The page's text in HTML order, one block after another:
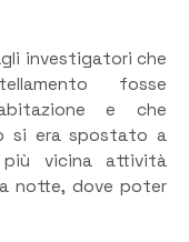
investigatori che
fosse
e che
si era spostato a
vicina attività
notte, dove poter